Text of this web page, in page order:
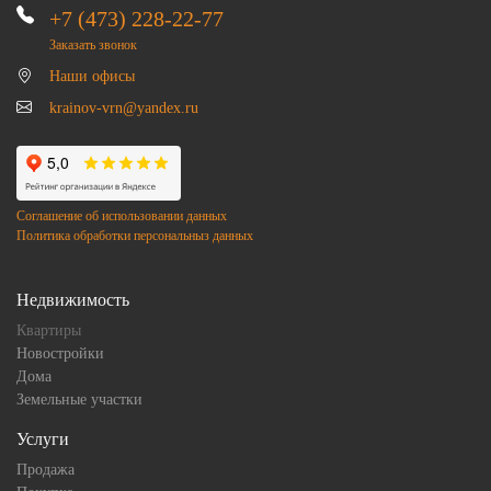
+7 (473) 228-22-77
Заказать звонок
Наши офисы
krainov-vrn@yandex.ru
Соглашение об использовании данных
Политика обработки персональныз данных
Недвижимость
Квартиры
Новостройки
Дома
Земельные участки
Услуги
Продажа